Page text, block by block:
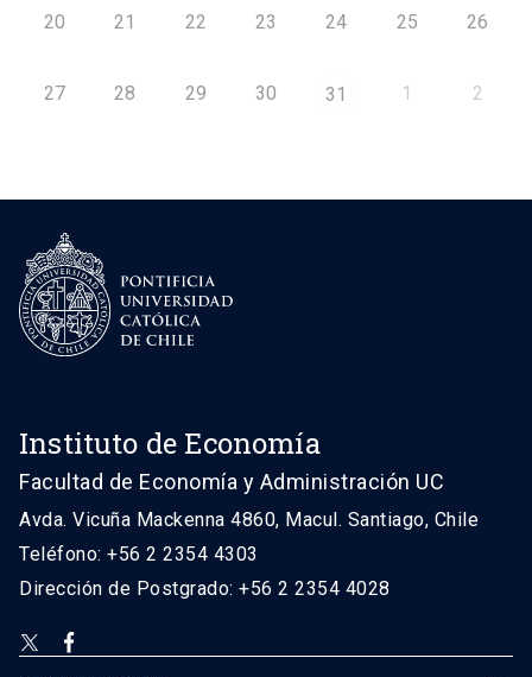
20 21 22 23 24 25 26
27 28 29 30 31 1 2
Instituto de Economía
Facultad de Economía y Administración UC
Avda. Vicuña Mackenna 4860, Macul. Santiago, Chile
Teléfono: +56 2 2354 4303
Dirección de Postgrado: +56 2 2354 4028